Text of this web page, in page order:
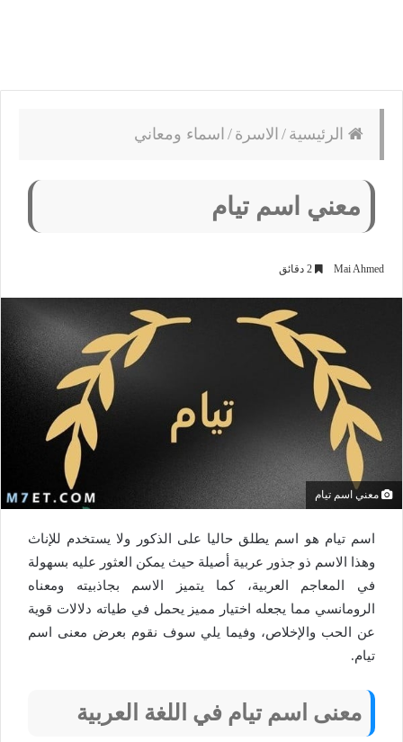
الرئيسية / الاسرة / اسماء ومعاني
معني اسم تيام
Mai Ahmed
معني اسم تيام
اسم تيام هو اسم يطلق حاليا على الذكور ولا يستخدم للإناث
وهذا الاسم ذو جذور عربية أصيلة حيث يمكن العثور عليه بسهولة
في المعاجم العربية، كما يتميز الاسم بجاذبيته ومعناه
الرومانسي مما يجعله اختيار مميز يحمل في طياته دلالات قوية
عن الحب والإخلاص، وفيما يلي سوف نقوم بعرض معنى اسم
تيام.
معنى اسم تيام في اللغة العربية